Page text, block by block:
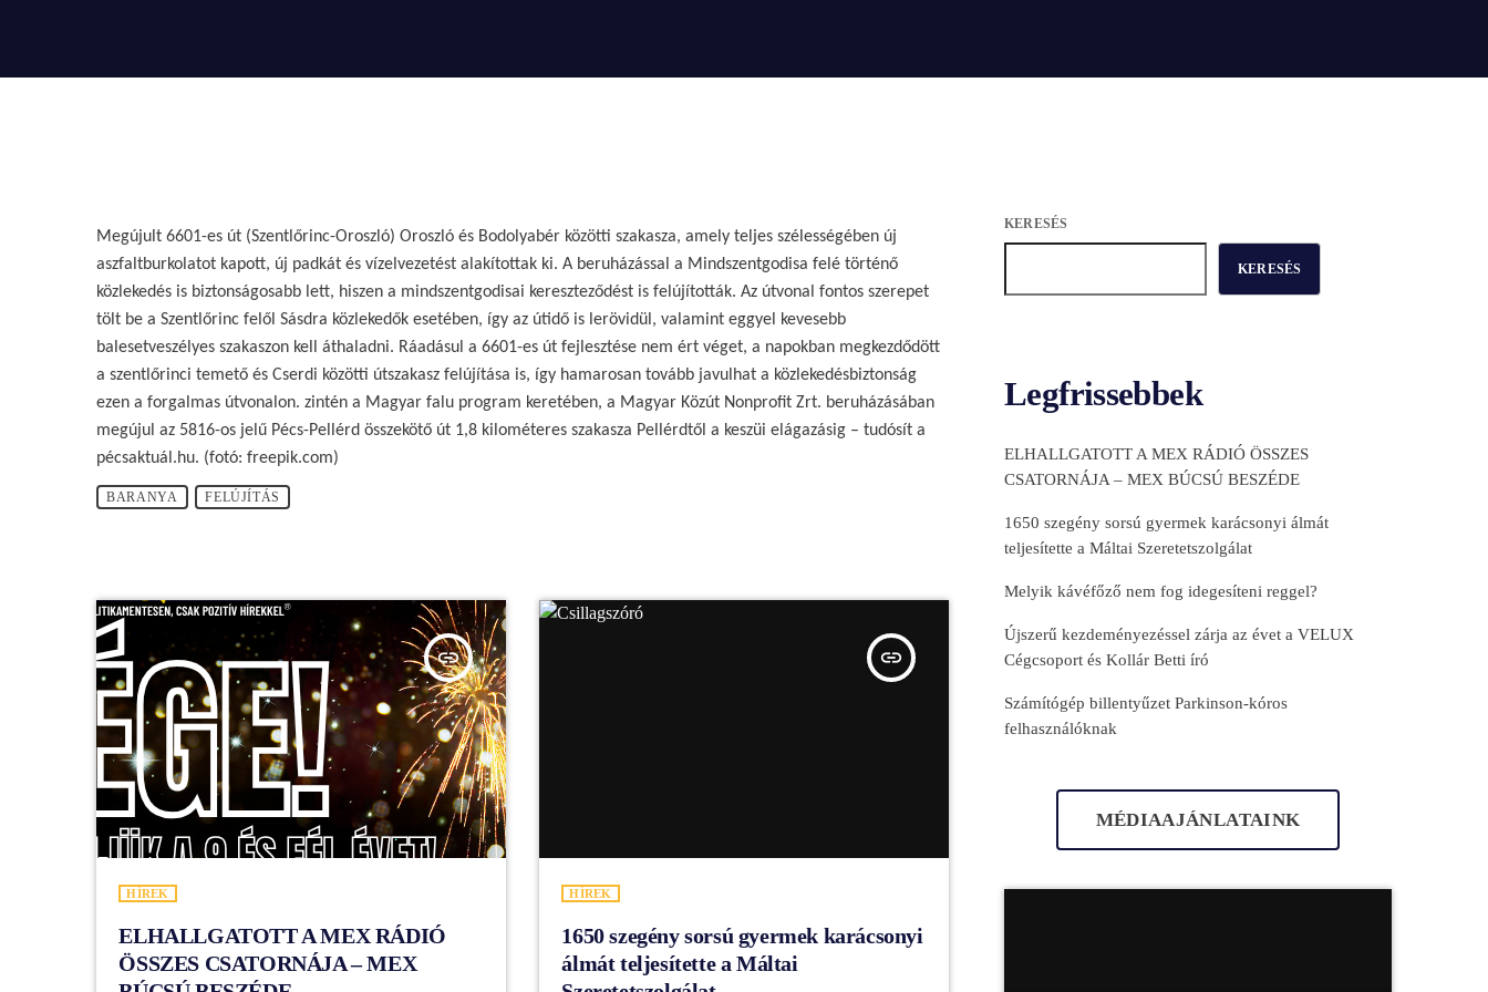
Megújult 6601-es út (Szentlőrinc-Oroszló) Oroszló és Bodolyabér közötti szakasza, amely teljes szélességében új
aszfaltburkolatot kapott, új padkát és vízelvezetést alakítottak ki. A beruházással a Mindszentgodisa felé történő
közlekedés is biztonságosabb lett, hiszen a mindszentgodisai kereszteződést is felújították. Az útvonal fontos szerepet
tölt be a Szentlőrinc felől Sásdra közlekedők esetében, így az útidő is lerövidül, valamint eggyel kevesebb
balesetveszélyes szakaszon kell áthaladni. Ráadásul a 6601-es út fejlesztése nem ért véget, a napokban megkezdődött
a szentlőrinci temető és Cserdi közötti útszakasz felújítása is, így hamarosan tovább javulhat a közlekedésbiztonság
ezen a forgalmas útvonalon. zintén a Magyar falu program keretében, a Magyar Közút Nonprofit Zrt. beruházásában
megújul az 5816-os jelű Pécs-Pellérd összekötő út 1,8 kilométeres szakasza Pellérdtől a keszüi elágazásig – tudósít a
pécsaktuál.hu. (fotó: freepik.com)
BARANYA FELÚJÍTÁS
insert_link
HÍREK
ELHALLGATOTT A MEX RÁDIÓ
ÖSSZES CSATORNÁJA – MEX
insert_link
HÍREK
1650 szegény sorsú gyermek karácsonyi
álmát teljesítette a Máltai
KERESÉS
KERESÉS
Legfrissebbek
ELHALLGATOTT A MEX RÁDIÓ ÖSSZES
CSATORNÁJA – MEX BÚCSÚ BESZÉDE
1650 szegény sorsú gyermek karácsonyi álmát
teljesítette a Máltai Szeretetszolgálat
Melyik kávéfőző nem fog idegesíteni reggel?
Újszerű kezdeményezéssel zárja az évet a VELUX
Cégcsoport és Kollár Betti író
Számítógép billentyűzet Parkinson-kóros
felhasználóknak
MÉDIAAJÁNLATAINK